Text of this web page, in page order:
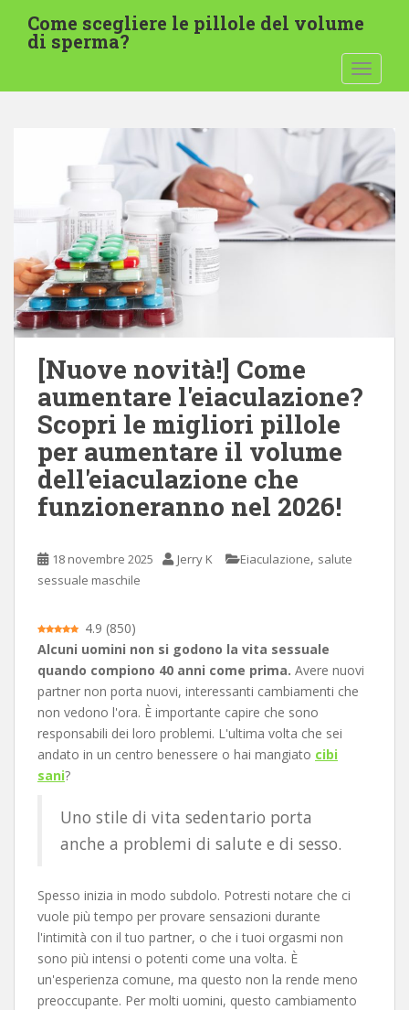
a
Come scegliere le pillole del volume
di sperma?
[Nuove novità!] Come
aumentare l'eiaculazione?
Scopri le migliori pillole
per aumentare il volume
dell'eiaculazione che
funzioneranno nel 2026!
18 novembre 2025 Jerry K Eiaculazione, salute
sessuale maschile
4.9 (850)
Alcuni uomini non si godono la vita sessuale
quando compiono 40 anni come prima. Avere nuovi
partner non porta nuovi, interessanti cambiamenti che
non vedono l'ora. È importante capire che sono
responsabili dei loro problemi. L'ultima volta che sei
andato in un centro benessere o hai mangiato cibi
sani?
Uno stile di vita sedentario porta
anche a problemi di salute e di sesso.
Spesso inizia in modo subdolo. Potresti notare che ci
vuole più tempo per provare sensazioni durante
l'intimità con il tuo partner, o che i tuoi orgasmi non
sono più intensi o potenti come una volta. È
un'esperienza comune, ma questo non la rende meno
preoccupante. Per molti uomini, questo cambiamento